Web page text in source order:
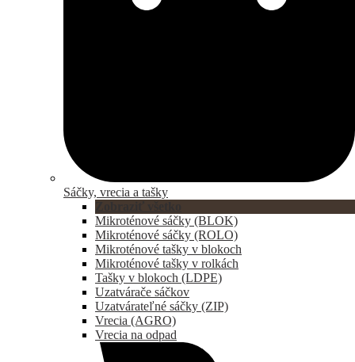
Sáčky, vrecia a tašky
Mikroténové sáčky (BLOK)
Mikroténové sáčky (ROLO)
Mikroténové tašky v blokoch
Mikroténové tašky v rolkách
Tašky v blokoch (LDPE)
Uzatvárače sáčkov
Uzatvárateľné sáčky (ZIP)
Vrecia (AGRO)
Vrecia na odpad